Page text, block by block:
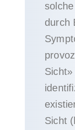
durch
Sicht